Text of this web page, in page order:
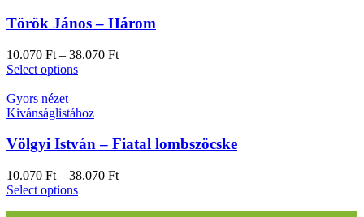
Török János – Három
10.070 Ft – 38.070 Ft
Select options
Gyors nézet
Kivánságlistához
Völgyi István – Fiatal lombszöcske
10.070 Ft – 38.070 Ft
Select options